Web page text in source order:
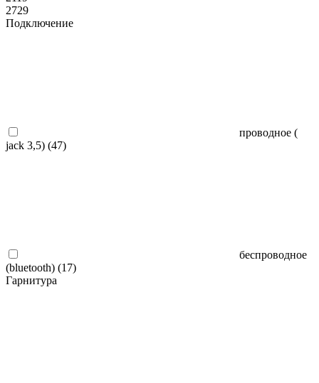
2729
Подключение
проводное (
jack 3,5) (47)
беспроводное
(bluetooth) (17)
Гарнитура